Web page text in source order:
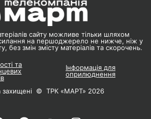
сайту можливе тільки шляхом
на першоджерело не нижче, ніж у
без змін змісту матеріалів та скорочень.
та
Інформація для
оприлюднення
захищені © ТРК «МАРТ» 2026